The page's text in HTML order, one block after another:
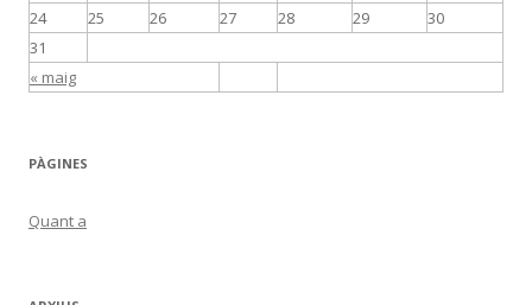
« maig
24 25 26 27 28 29
30
31
PÀGINES
Quant a